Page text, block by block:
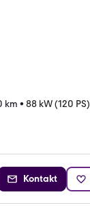
km • 88 kW (120 PS)
Kontakt